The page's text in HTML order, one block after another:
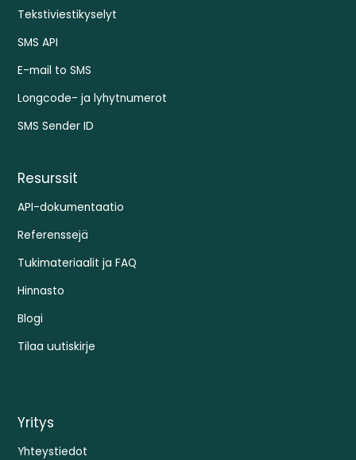
Tekstiviestikyselyt
SMS API
E-mail to SMS
Longcode- ja lyhytnumerot
SMS Sender ID
Resurssit
API-dokumentaatio
Referenssejä
Tukimateriaalit ja FAQ
Hinnasto
Blogi
Tilaa uutiskirje
Yritys
Yhteystiedot